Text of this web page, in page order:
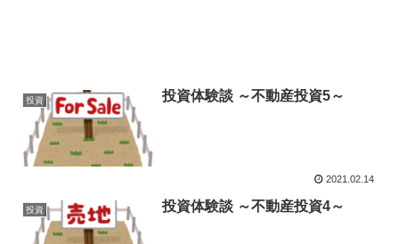
投資 投資体験談 ～不動産投資5～
2021.02.14
投資 投資体験談 ～不動産投資4～